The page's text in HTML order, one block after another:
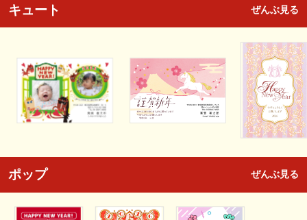
キュート ぜんぶ見る
ポップ ぜんぶ見る